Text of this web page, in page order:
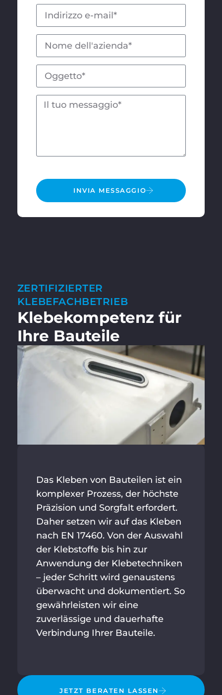
INVIA MESSAGGIO
ZERTIFIZIERTER
KLEBEFACHBETRIEB
Klebekompetenz für
Ihre Bauteile
Das Kleben von Bauteilen ist ein
komplexer Prozess, der höchste
Präzision und Sorgfalt erfordert.
Daher setzen wir auf das Kleben
nach EN 17460. Von der Auswahl
der Klebstoffe bis hin zur
Anwendung der Klebetechniken
– jeder Schritt wird genaustens
überwacht und dokumentiert. So
gewährleisten wir eine
zuverlässige und dauerhafte
Verbindung Ihrer Bauteile.
JETZT BERATEN LASSEN